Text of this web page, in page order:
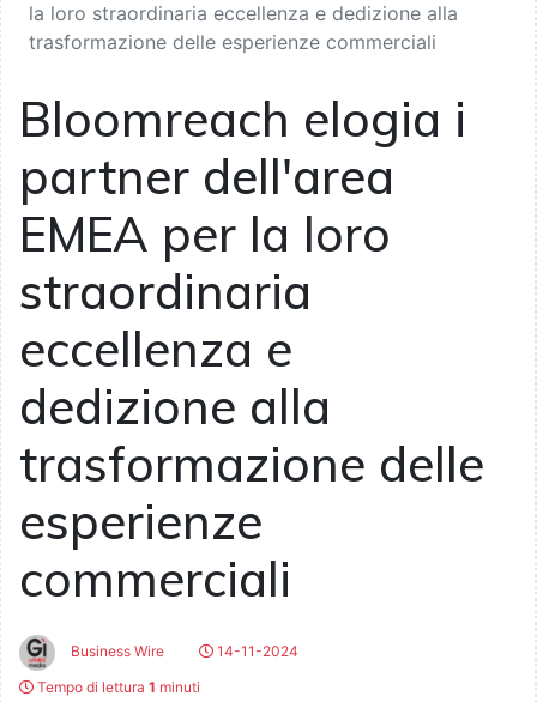
la loro straordinaria eccellenza e dedizione alla
trasformazione delle esperienze commerciali
Bloomreach elogia i
partner dell'area
EMEA per la loro
straordinaria
eccellenza e
dedizione alla
trasformazione delle
esperienze
commerciali
Business Wire
14-11-2024
Tempo di lettura 1 minuti